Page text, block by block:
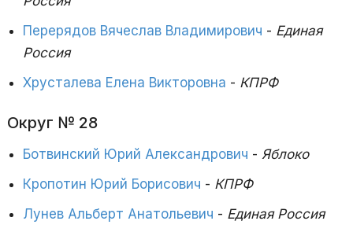
Перерядов Вячеслав Владимирович - Единая
Россия
Хрусталева Елена Викторовна - КПРФ
Округ № 28
Ботвинский Юрий Александрович - Яблоко
Кропотин Юрий Борисович - КПРФ
Лунев Альберт Анатольевич - Единая Россия